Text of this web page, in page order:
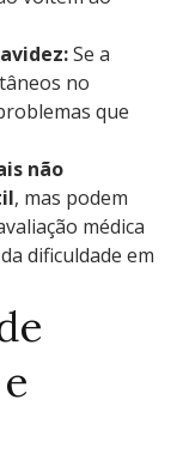
Se a
no
que
não
, mas podem
médica
dificuldade em